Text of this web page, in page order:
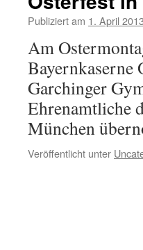
Publiziert am 1. April 2013
Am
Bayernkaserne
Garchinger
Ehrenamtliche
München
Veröffentlicht unter